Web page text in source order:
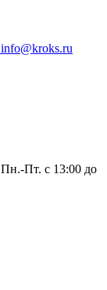
info@kroks.ru
Пн.-Пт. с 13:00 до